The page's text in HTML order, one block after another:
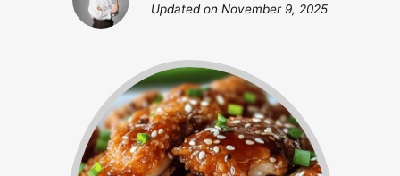
Updated on November 9, 2025